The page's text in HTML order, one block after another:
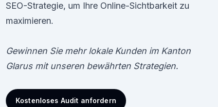
SEO-Strategie, um Ihre Online-Sichtbarkeit zu
maximieren.
Gewinnen Sie mehr lokale Kunden im Kanton
Glarus mit unseren bewährten Strategien.
Kostenloses Audit anfordern